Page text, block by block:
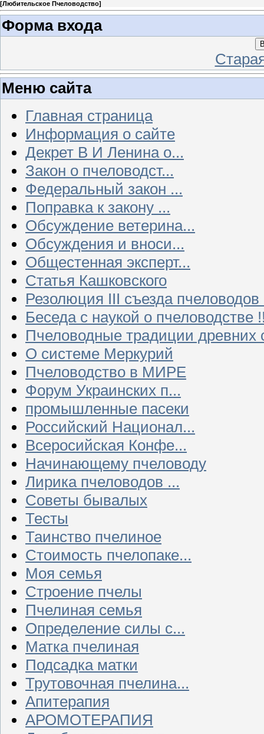
[Любительское Пчеловодство]
Форма входа
Меню сайта
Главная страница
Информация о сайте
Декрет В И Ленина о...
Закон о пчеловодст...
Федеральный закон ...
Поправка к закону ...
Обсуждение ветерина...
Обсуждения и вноси...
Общестенная эксперт...
Статья Кашковского
Резолюция III съезда
Беседа с наукой о пчеловодстве
Пчеловодные традиции древних
О системе Меркурий
Пчеловодство в МИРЕ
Форум Украинских п...
промышленные пасеки
Российский Национал...
Всеросийская Конфе...
Начинающему пчеловоду
Лирика пчеловодов ...
Советы бывалых
Тесты
Таинство пчелиное
Стоимость пчелопаке...
Моя семья
Строение пчелы
Пчелиная семья
Определение силы с...
Матка пчелиная
Подсадка матки
Трутовочная пчелина...
Апитерапия
АРОМОТЕРАПИЯ